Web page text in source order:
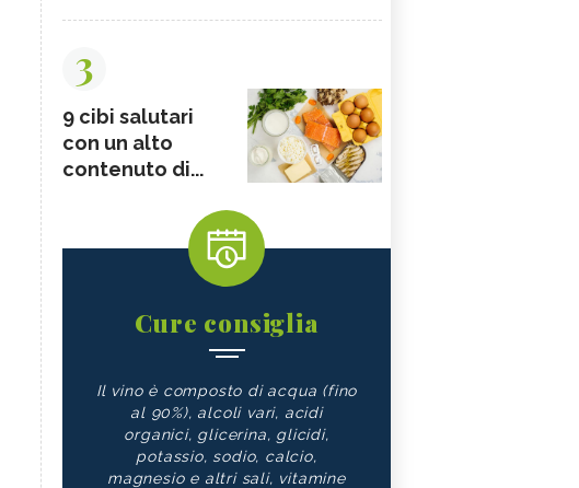
3
9 cibi salutari
con un alto
contenuto di...
Cure consiglia
Il vino è composto di acqua (fino
al 90%), alcoli vari, acidi
organici, glicerina, glicidi,
potassio, sodio, calcio,
magnesio e altri sali, vitamine